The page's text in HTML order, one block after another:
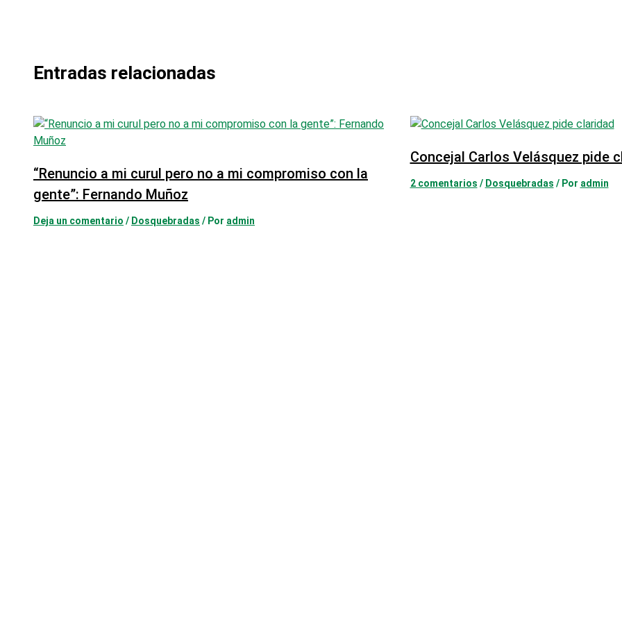
Entradas relacionadas
“Renuncio a mi curul pero no a mi compromiso con la
gente”: Fernando Muñoz
Deja un comentario / Dosquebradas / Por admin
Concejal Carlos Velásquez pide
2 comentarios / Dosquebradas / Por admin